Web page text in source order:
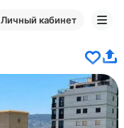
Личный кабинет